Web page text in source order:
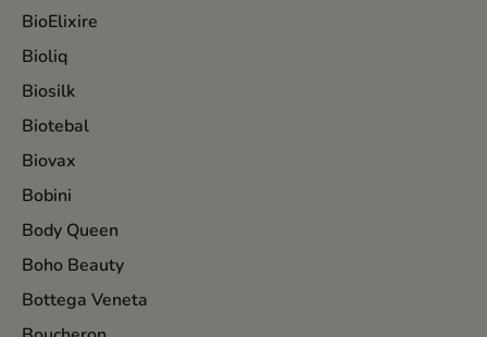
BioElixire
Bioliq
Biosilk
Biotebal
Biovax
Bobini
Body Queen
Boho Beauty
Bottega Veneta